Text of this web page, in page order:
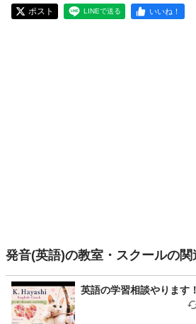
ポスト LINEで送る いいね！
発音(英語)の教室・スクールの関
英語の学習相談やります！